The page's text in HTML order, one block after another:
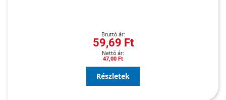
59,69 Ft
47,00 Ft
Részletek